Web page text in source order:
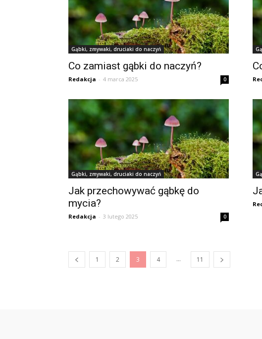
Gąbki, zmywaki, druciaki do naczyń
Co zamiast gąbki do naczyń?
Redakcja - 4 marca 2025 0
Gąbki, zmywaki, druciaki do naczyń
Jak przechowywać gąbkę do
mycia?
Redakcja - 3 lutego 2025 0
1 2 3 4 ... 11